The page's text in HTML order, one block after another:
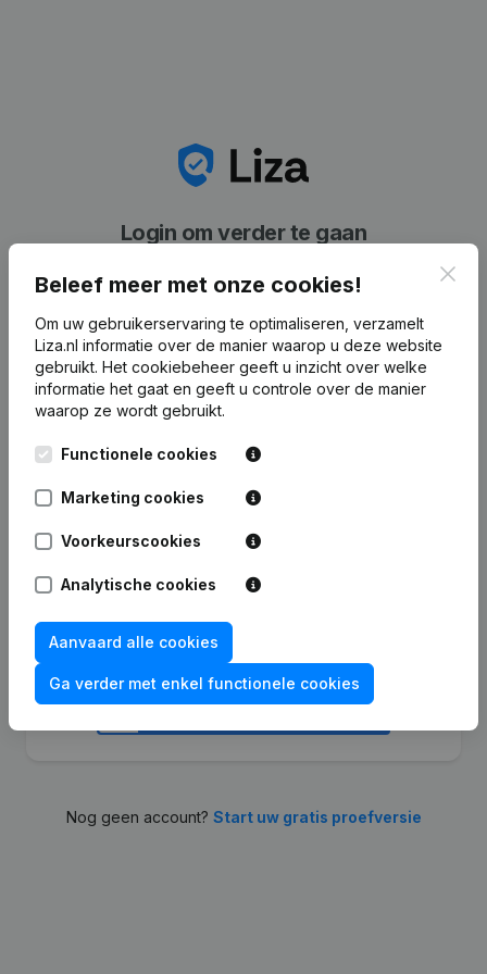
Login om verder te gaan
[[validation_error_required[[exists]]]]
E-mailadres
Verder
Of meld aan met
Nog geen account? Start uw gratis proefversie
Beleef meer met onze cookies!
Om uw gebruikerservaring te optimaliseren, verzamelt
Liza.nl informatie over de manier waarop u deze website
gebruikt. Het cookiebeheer geeft u inzicht over welke
informatie het gaat en geeft u controle over de manier
waarop ze wordt gebruikt.
Functionele cookies
Marketing cookies
Voorkeurscookies
Analytische cookies
Aanvaard alle cookies
Ga verder met enkel functionele cookies